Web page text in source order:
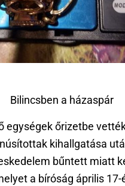
Bilincsben a házaspár
egységek őrizetbe
kihallgatása
bűntett miatt
a bíróság április